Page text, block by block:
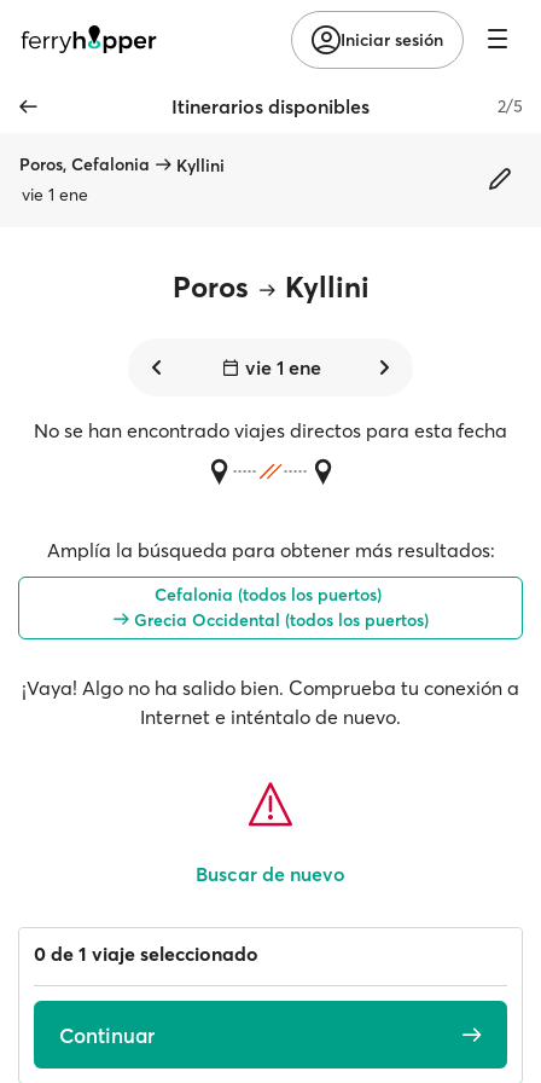
Iniciar sesión
Itinerarios disponibles 2/5
Poros, Cefalonia
Kyllini
vie 1 ene
Poros Kyllini
vie 1 ene
No se han encontrado viajes directos para esta fecha
Amplía la búsqueda para obtener más resultados:
Cefalonia (todos los puertos)
Grecia Occidental (todos los puertos)
¡Vaya! Algo no ha salido bien. Comprueba tu conexión a
Internet e inténtalo de nuevo.
Buscar de nuevo
0 de 1 viaje seleccionado
Continuar